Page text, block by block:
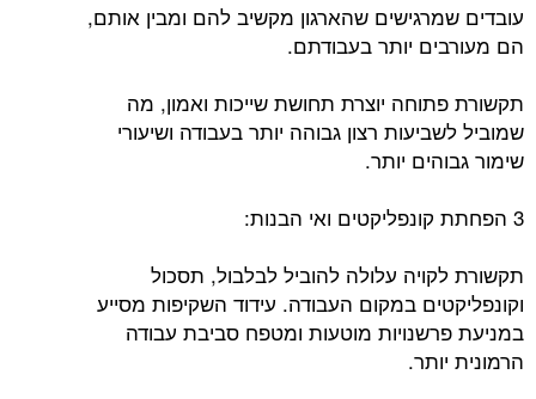
עובדים שמרגישים שהארגון מקשיב להם ומבין אותם,
הם מעורבים יותר בעבודתם.
תקשורת פתוחה יוצרת תחושת שייכות ואמון, מה
שמוביל לשביעות רצון גבוהה יותר בעבודה ושיעורי
שימור גבוהים יותר.
3 הפחתת קונפליקטים ואי הבנות:
תקשורת לקויה עלולה להוביל לבלבול, תסכול
וקונפליקטים במקום העבודה. עידוד השקיפות מסייע
במניעת פרשנויות מוטעות ומטפח סביבת עבודה
הרמונית יותר.